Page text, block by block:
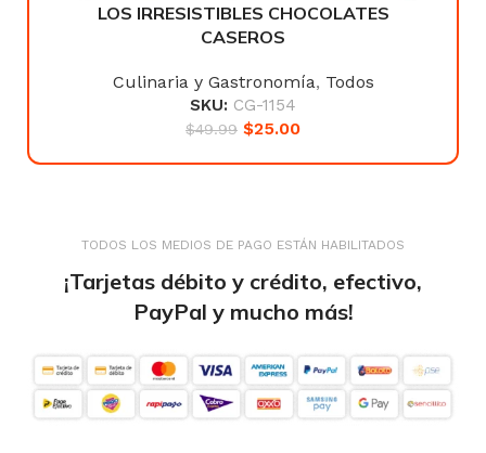
LOS IRRESISTIBLES CHOCOLATES
CASEROS
Culinaria y Gastronomía, Todos
SKU: CG-1154
$49.99 $25.00
TODOS LOS MEDIOS DE PAGO ESTÁN HABILITADOS
¡Tarjetas débito y crédito, efectivo,
PayPal y mucho más!